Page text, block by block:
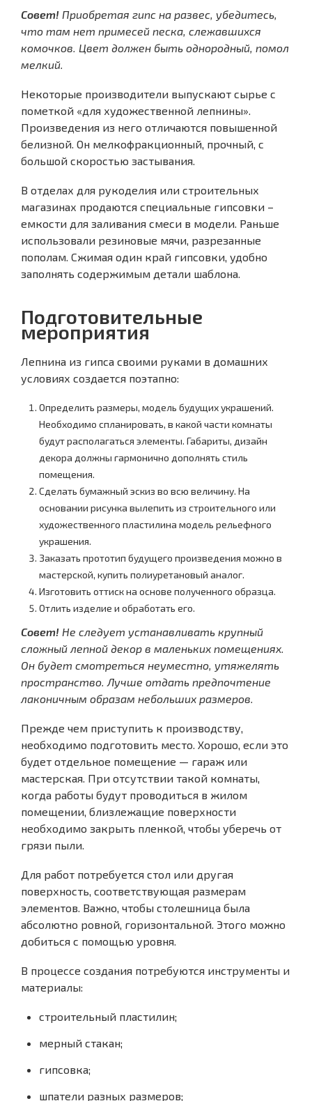
Совет! Приобретая гипс на развес, убедитесь,
что там нет примесей песка, слежавшихся
комочков. Цвет должен быть однородный, помол
мелкий.
Некоторые производители выпускают сырье с
пометкой «для художественной лепнины».
Произведения из него отличаются повышенной
белизной. Он мелкофракционный, прочный, с
большой скоростью застывания.
В отделах для рукоделия или строительных
магазинах продаются специальные гипсовки –
емкости для заливания смеси в модели. Раньше
использовали резиновые мячи, разрезанные
пополам. Сжимая один край гипсовки, удобно
заполнять содержимым детали шаблона.
Подготовительные
мероприятия
Лепнина из гипса своими руками в домашних
условиях создается поэтапно:
Определить размеры, модель будущих украшений.
Необходимо спланировать, в какой части комнаты
будут располагаться элементы. Габариты, дизайн
декора должны гармонично дополнять стиль
помещения.
Сделать бумажный эскиз во всю величину. На
основании рисунка вылепить из строительного или
художественного пластилина модель рельефного
украшения.
Заказать прототип будущего произведения можно в
мастерской, купить полиуретановый аналог.
Изготовить оттиск на основе полученного образца.
Отлить изделие и обработать его.
Совет! Не следует устанавливать крупный
сложный лепной декор в маленьких помещениях.
Он будет смотреться неуместно, утяжелять
пространство. Лучше отдать предпочтение
лаконичным образам небольших размеров.
Прежде чем приступить к производству,
необходимо подготовить место. Хорошо, если это
будет отдельное помещение — гараж или
мастерская. При отсутствии такой комнаты,
когда работы будут проводиться в жилом
помещении, близлежащие поверхности
необходимо закрыть пленкой, чтобы уберечь от
грязи пыли.
Для работ потребуется стол или другая
поверхность, соответствующая размерам
элементов. Важно, чтобы столешница была
абсолютно ровной, горизонтальной. Этого можно
добиться с помощью уровня.
В процессе создания потребуются инструменты и
материалы:
строительный пластилин;
мерный стакан;
гипсовка;
шпатели разных размеров;